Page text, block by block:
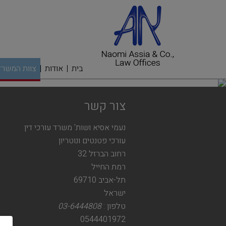
בית אודות צוות
צור קשר
נעמי אסיא ושות' משרד עורכי דין
עורכי פטנטים ונוטריון
רחוב הברזל 32
רמת החייל
תל-אביב 69710
ישראל
טלפון :03-6444808
0544401972